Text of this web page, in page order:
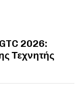
2026:
Τεχνητής